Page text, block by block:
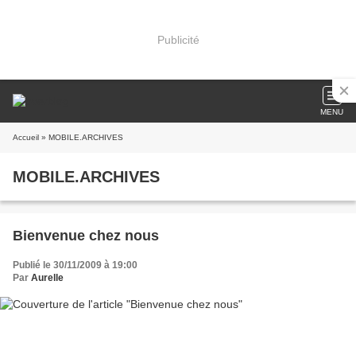
Publicité
MENU
Accueil » MOBILE.ARCHIVES
MOBILE.ARCHIVES
Bienvenue chez nous
Publié le 30/11/2009 à 19:00
Par Aurelle